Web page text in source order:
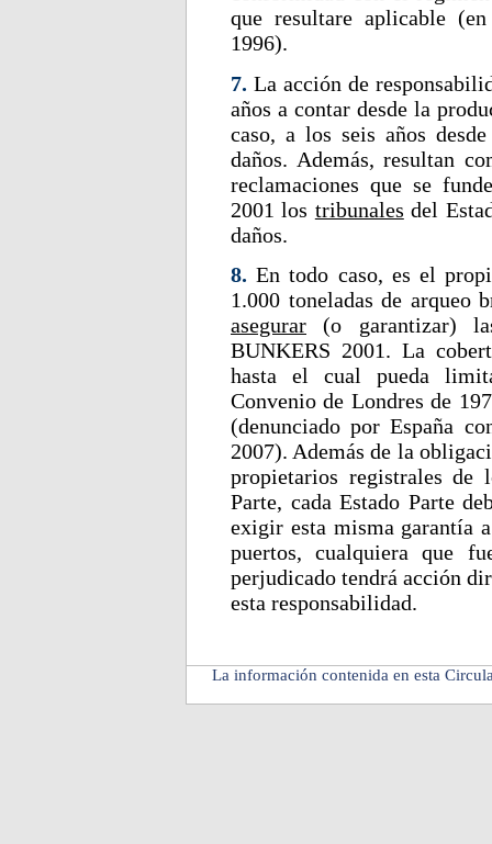
que resultare aplicable
1996).
7. La acción de
años a contar desde la
caso, a los seis años
daños. Además, resultan
reclamaciones que se
2001 los tribunales del
daños.
8. En todo caso, es el
1.000 toneladas de arqueo
asegurar (o garantizar)
BUNKERS 2001. La
hasta el cual pueda
Convenio de Londres de
(denunciado por España
2007). Además de la
propietarios registrales de
Parte, cada Estado Parte
exigir esta misma garantía
puertos, cualquiera que
perjudicado tendrá acción
esta responsabilidad.
La información contenida en esta